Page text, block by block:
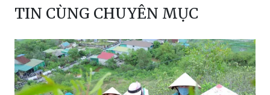
TIN CÙNG CHUYÊN MỤC